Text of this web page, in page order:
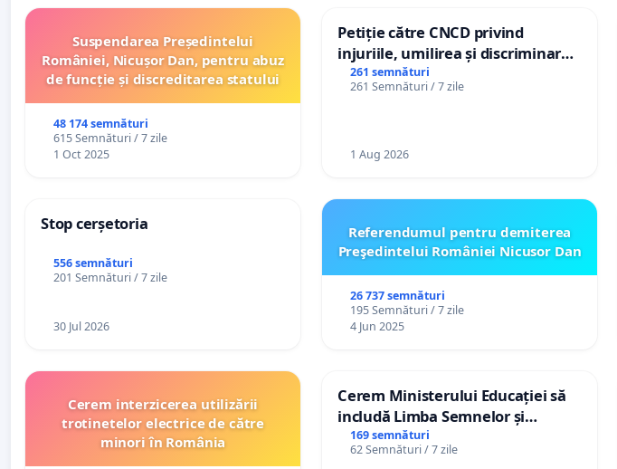
Suspendarea Președintelui
României, Nicușor Dan, pentru abuz
de funcție și discreditarea statului
48 174 semnături
615 Semnături / 7 zile
1 Oct 2025
Petiție către CNCD privind
injuriile, umilirea și discriminarea
persoanelor cu dizabilități de
către utilizatorul TikTok „Gorici”
261 semnături
261 Semnături / 7 zile
1 Aug 2026
Stop cerșetoria
556 semnături
201 Semnături / 7 zile
30 Jul 2026
Referendumul pentru demiterea
Preşedintelui României Nicusor Dan
26 737 semnături
195 Semnături / 7 zile
4 Jun 2025
Cerem interzicerea utilizării
trotinetelor electrice de către
minori în România
Cerem Ministerului Educației să
includă Limba Semnelor și
alfabetul Braille în școlile din
Republica Moldova!
169 semnături
62 Semnături / 7 zile